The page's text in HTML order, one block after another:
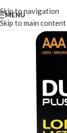
Skip to navigation
Skip to main content
MENU